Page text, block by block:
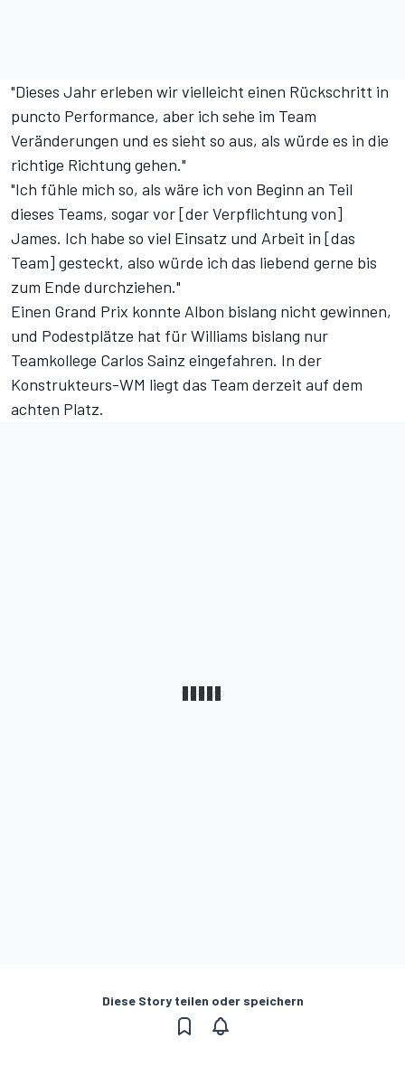
"Dieses Jahr erleben wir vielleicht einen Rückschritt in
puncto Performance, aber ich sehe im Team
Veränderungen und es sieht so aus, als würde es in die
richtige Richtung gehen."
"Ich fühle mich so, als wäre ich von Beginn an Teil
dieses Teams, sogar vor [der Verpflichtung von]
James. Ich habe so viel Einsatz und Arbeit in [das
Team] gesteckt, also würde ich das liebend gerne bis
zum Ende durchziehen."
Einen Grand Prix konnte Albon bislang nicht gewinnen,
und Podestplätze hat für Williams bislang nur
Teamkollege Carlos Sainz eingefahren. In der
Konstrukteurs-WM liegt das Team derzeit auf dem
achten Platz.
Diese Story teilen oder speichern